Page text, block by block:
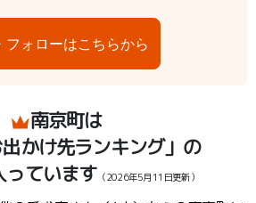
フォローはこちらから
南京町は
出かけ先ランキング」の
ています （2026年5月11日更新）